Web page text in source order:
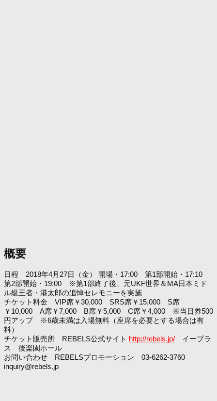
概要
日程 2018年4月27日（金） 開場・17:00 第1部開始・17:10
第2部開始・19:00 ※第1部終了後、元UKF世界＆MA日本ミド
ル級王者・港太郎の追悼セレモニーを実施
チケット料金 VIP席￥30,000 SRS席￥15,000 S席
￥10,000 A席￥7,000 B席￥5,000 C席￥4,000 ※当日券500
円アップ ※6歳未満は入場無料（座席を必要とする場合は有
料）
チケット販売所 REBELS公式サイト http://rebels.jp/ イープラ
ス 後楽園ホール
お問い合わせ REBELSプロモーション 03-6262-3760
inquiry@rebels.jp